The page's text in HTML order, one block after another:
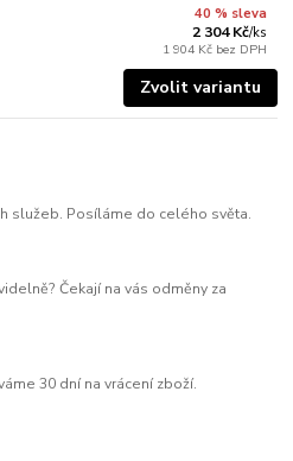
40 % sleva
2 304 Kč/ks
1 904 Kč bez DPH
Zvolit variantu
služeb. Posíláme do celého světa.
Čekají na vás odměny za
30 dní na vrácení zboží.